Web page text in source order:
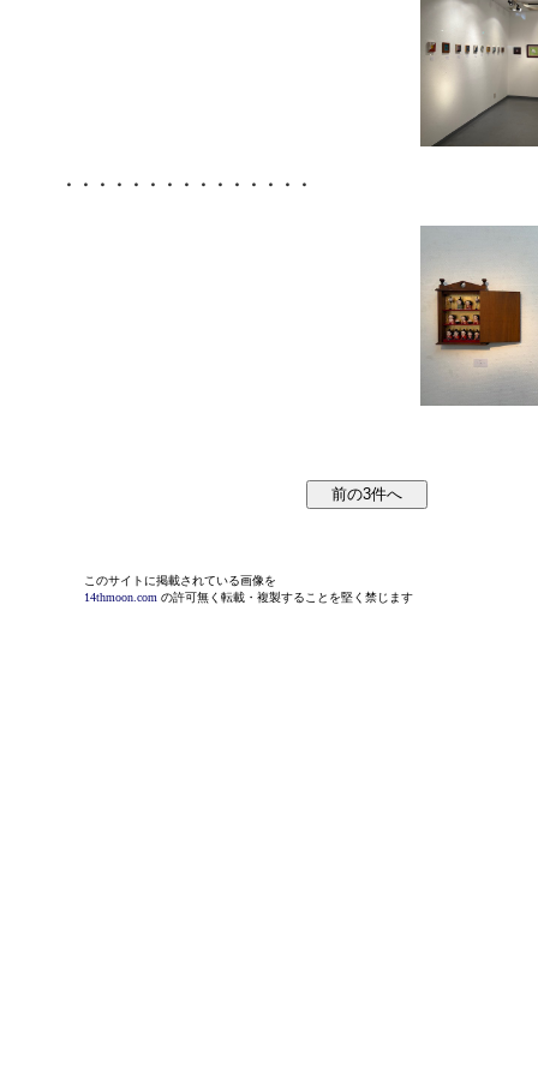
・・・・・・・・・・・・・・・
このサイトに掲載されている画像を
14thmoon.com の許可無く転載・複製することを堅く禁じます